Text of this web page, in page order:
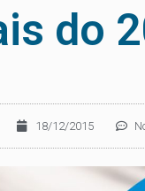
do
18/12/2015